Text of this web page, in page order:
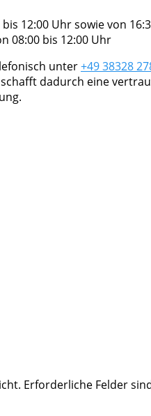
12:00 Uhr sowie von
08:00 bis 12:00 Uhr
unter+49 38328
dadurch eine
Erforderliche Felder